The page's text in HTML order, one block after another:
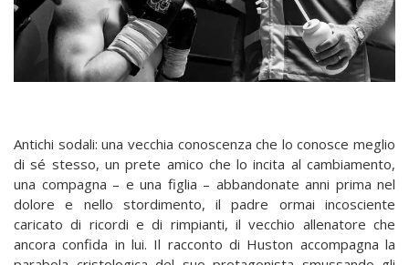
Antichi sodali: una vecchia conoscenza che lo conosce meglio
di sé stesso, un prete amico che lo incita al cambiamento,
una compagna – e una figlia – abbandonate anni prima nel
dolore e nello stordimento, il padre ormai incosciente
caricato di ricordi e di rimpianti, il vecchio allenatore che
ancora confida in lui. Il racconto di Huston accompagna la